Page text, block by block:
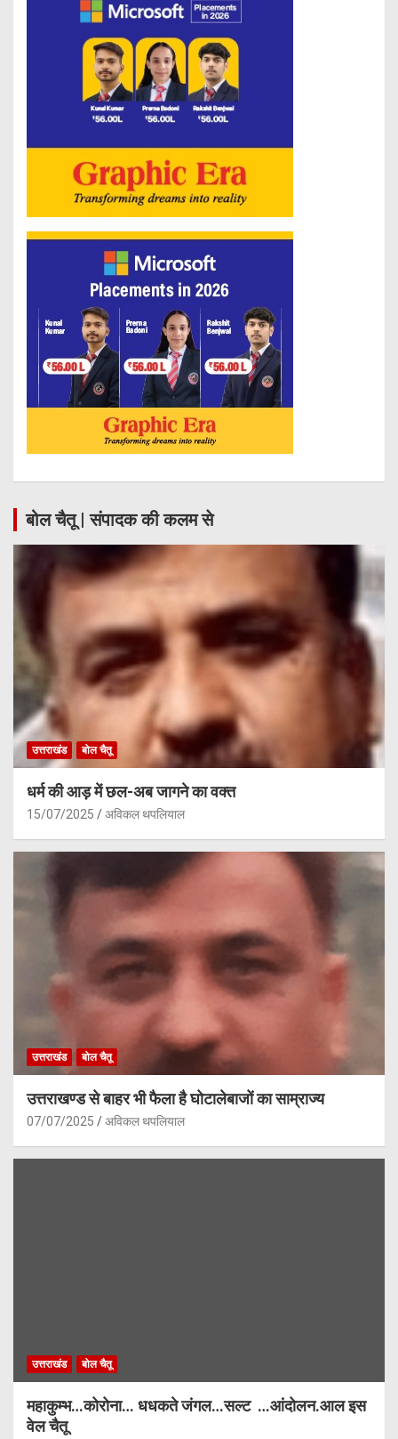
बोल चैतू | संपादक की कलम से
उत्तराखंड बोल चैतू
धर्म की आड़ में छल-अब जागने का वक्त
15/07/2025 अविकल थपलियाल
उत्तराखंड बोल चैतू
उत्तराखण्ड से बाहर भी फैला है घोटालेबाजों का साम्राज्य
07/07/2025 अविकल थपलियाल
उत्तराखंड बोल चैतू
महाकुम्भ…कोरोना… धधकते जंगल…सल्ट …आंदोलन.आल इस
वेल चैतू